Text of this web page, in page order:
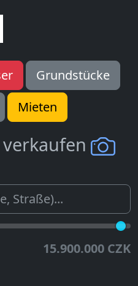
Grundstücke
Mieten
15.900.000 CZK